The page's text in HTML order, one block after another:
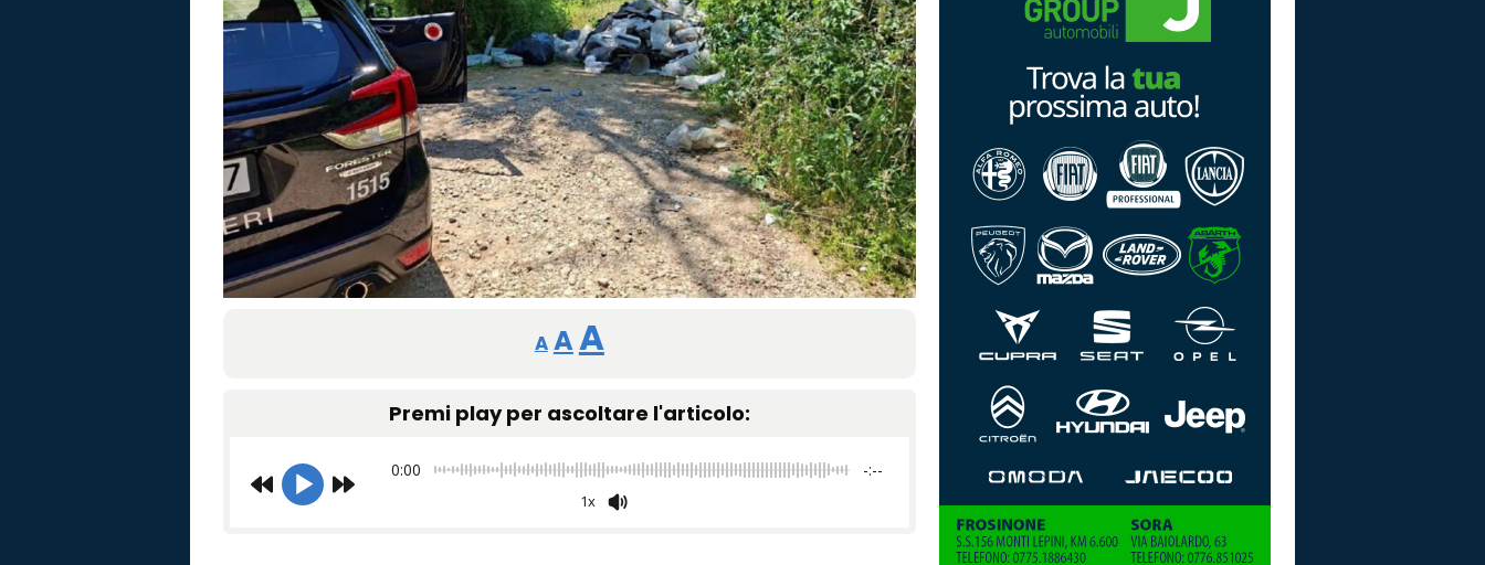
m
a
l
A
Reducir
tamaño
fuente.
A Restablecer
de
fuente
AAumentar
tamaño
de
fuente.
Premi play per ascoltare l'articolo:
0:00 -:--
1x